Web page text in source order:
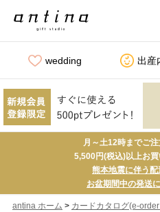
wedding 出産
月～土12時までご
5,500円(税込)以上お買
熊本地震に伴う
お盆期間中の発送
antina ホーム > カードカタログ(e-